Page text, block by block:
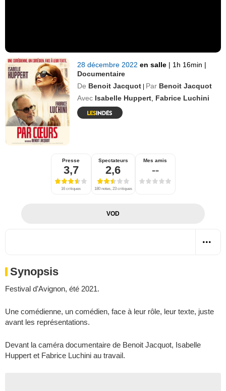
28 décembre 2022en salle | 1h 16min |
Documentaire
De Benoit Jacquot | Par Benoit Jacquot
Avec Isabelle Huppert Fabrice Luchini
Presse
3,7
16 critiques
Spectateurs
2,6
180 notes, 23 critiques
Mes amis
--
VOD
Synopsis
Festival d’Avignon, été 2021.
Une comédienne, un comédien, face à leur rôle, leur texte, juste
avant les représentations.
Devant la caméra documentaire de Benoit Jacquot, Isabelle
Huppert et Fabrice Luchini au travail.